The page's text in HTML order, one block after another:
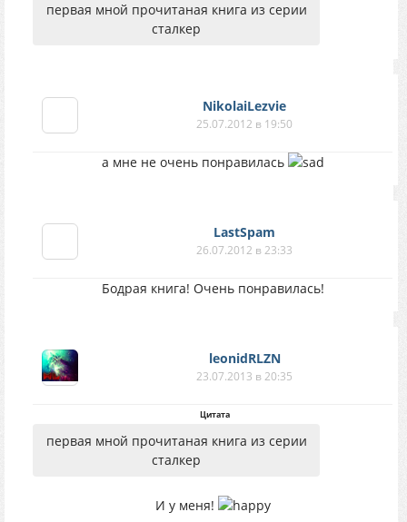
первая мной прочитаная книга из серии
сталкер
NikolaiLezvie
25.07.2012 в 19:50
а мне не очень понравилась
LastSpam
26.07.2012 в 23:33
Бодрая книга! Очень понравилась!
leonidRLZN
23.07.2013 в 20:35
Цитата
первая мной прочитаная книга из серии
сталкер
И у меня!